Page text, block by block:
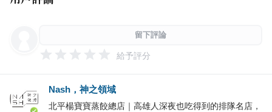
留下評論
給予評分
Nash，神之領域
北平楊寶寶蒸餃總店｜高雄人深夜也吃得到的排隊名店，